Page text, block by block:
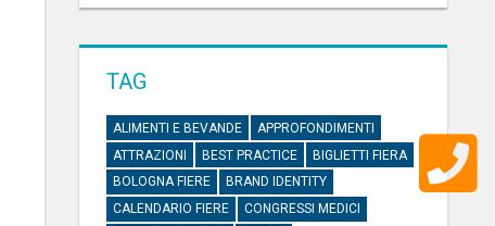
TAG
ALIMENTI E BEVANDE
APPROFONDIMENTI
ATTRAZIONI
BEST PRACTICE
BIGLIETTI FIERA
BOLOGNA FIERE
BRAND IDENTITY
CALENDARIO FIERE
CONGRESSI MEDICI